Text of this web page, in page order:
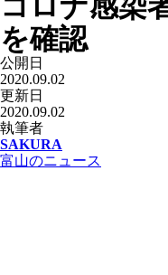
を確認
公開日
2020.09.02
更新日
2020.09.02
執筆者
SAKURA
富山のニュース